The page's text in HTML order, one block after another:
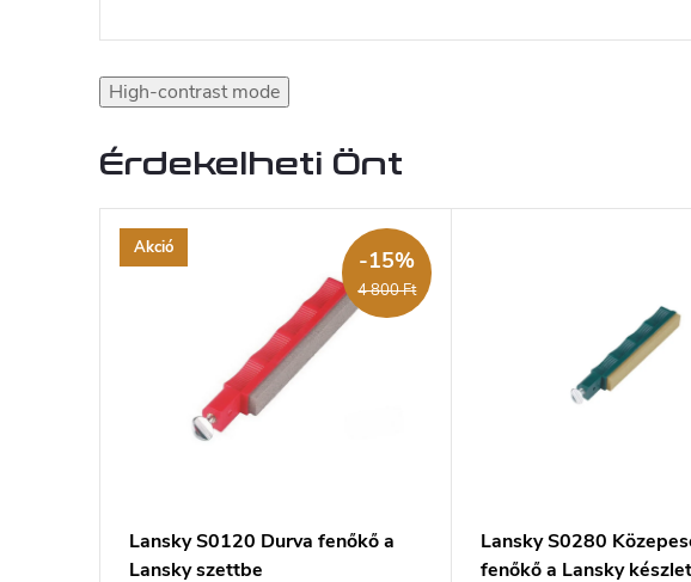
High-contrast mode
Érdekelheti Önt
Akció
4 800 Ft
-15%
Lansky S0120 Durva fenőkő a
Lansky szettbe
Lansky S0280
fenőkő a Lansky